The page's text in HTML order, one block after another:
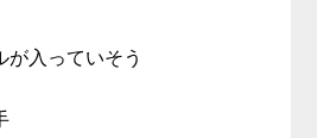
が入っていそう